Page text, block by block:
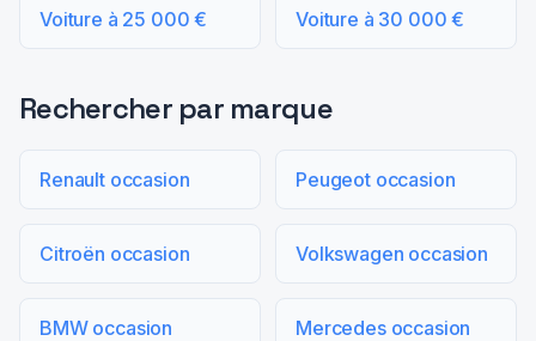
Voiture à 25 000 € Voiture à 30 000 €
Rechercher par marque
Renault occasion Peugeot occasion
Citroën occasion Volkswagen occasion
BMW occasion Mercedes occasion